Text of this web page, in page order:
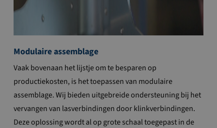
Modulaire assemblage
Vaak bovenaan het lijstje om te besparen op
productiekosten, is het toepassen van modulaire
assemblage. Wij bieden uitgebreide ondersteuning bij het
vervangen van lasverbindingen door klinkverbindingen.
Deze oplossing wordt al op grote schaal toegepast in de